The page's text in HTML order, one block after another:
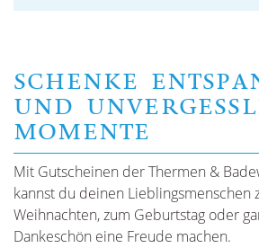
SCHENKE
UND
MOMENTE
Mit Gutscheinen der Thermen &
kannst du deinen Lieblingsmenschen
Weihnachten, zum Geburtstag oder
Dankeschön eine Freude machen.